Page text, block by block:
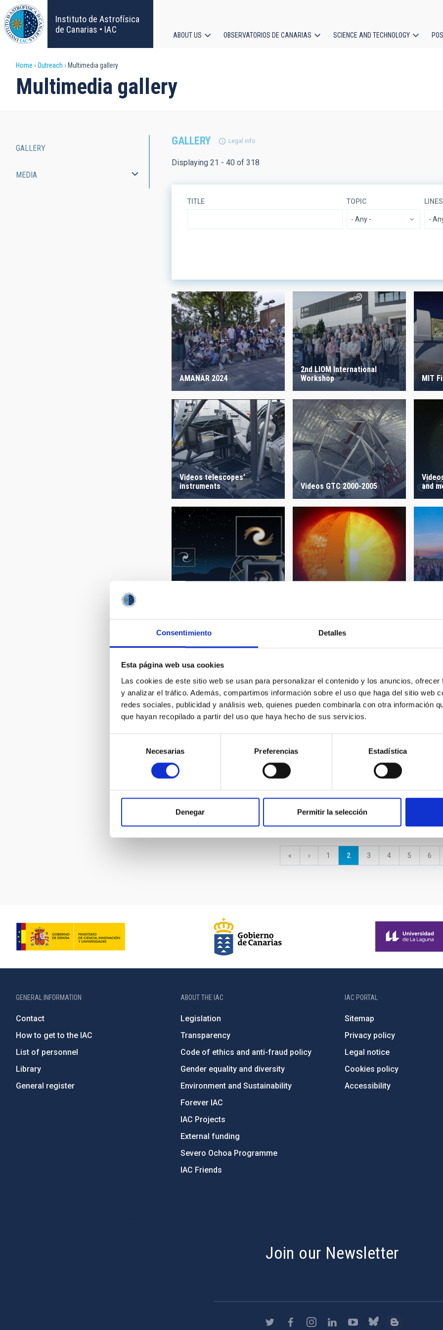
Consentimiento Detalles
Esta página web usa cookies
Las cookies de este sitio web se usan para personalizar el contenido y los anuncios,
y analizar el tráfico. Además, compartimos información sobre el uso que haga del sitio web
redes sociales, publicidad y análisis web, quienes pueden combinarla con otra información
que hayan recopilado a partir del uso que haya hecho de sus servicios.
consentimiento
Necesarias Preferencias Estadística
Denegar Permitir la selección
Skip
to
main
content
Instituto de Astrofísica
de Canarias • IAC
ABOUT US OBSERVATORIOS DE CANARIAS SCIENCE AND TECHNOLOGY
Breadcrumb
Home Outreach Multimedia gallery
Multimedia gallery
GALLERY Legal info
Displaying 21 - 40 of 318
TITLE TOPIC
- Any -
ASTROPHYSICAL
- Any -
AUTHORED ON SORT BY
AMANAR 2024
2nd LIOM International
Workshop
MIT
Videos telescopes'
instruments
Videos GTC 2000-2005
and
Animations planets Animations nebulae
2023-
Animations galaxies
Animations eclipses,
transits and alignments
First
«
Previous
‹ Page
1
Current
2 Page
3 Page
4 Page
5 Page
6
navigation
GALLERY
MEDIA
GENERAL INFORMATION
Contact
How to get to the IAC
List of personnel
Library
General register
ABOUT THE IAC
Legislation
Transparency
Code of ethics and anti-fraud policy
Gender equality and diversity
Environment and Sustainability
Forever IAC
IAC Projects
External funding
Severo Ochoa Programme
IAC Friends
IAC PORTAL
Sitemap
Privacy policy
Legal notice
Cookies policy
Accessibility
Join our Newsletter